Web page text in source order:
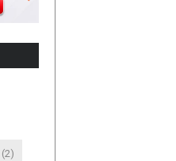
(2)